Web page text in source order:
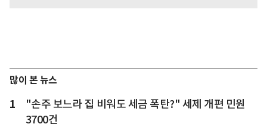
많이 본 뉴스
1
"손주 보느라 집 비워도 세금 폭탄?" 세제 개편 민원
3700건